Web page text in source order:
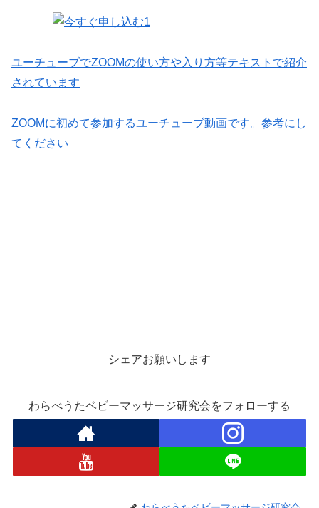
ユーチューブでZOOMの使い方や入り方等テキストで紹介
されています
ZOOMに初めて参加するユーチューブ動画です。参考にし
てください
シェアお願いします
わらべうたベビーマッサージ研究会をフォローする